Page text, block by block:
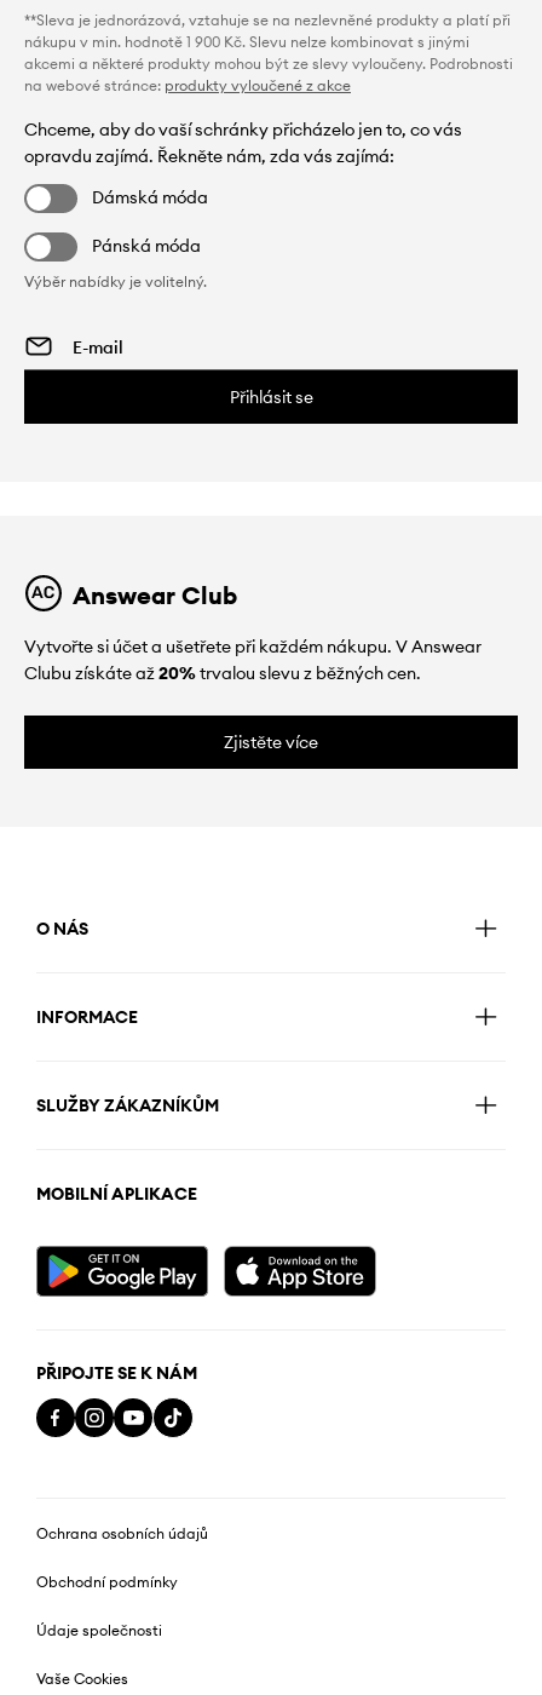
**Sleva je jednorázová, vztahuje se na nezlevněné produkty a platí při
nákupu v min. hodnotě 1 900 Kč. Slevu nelze kombinovat s jinými
akcemi a některé produkty mohou být ze slevy vyloučeny. Podrobnosti
na webové stránce: produkty vyloučené z akce
Chceme, aby do vaší schránky přicházelo jen to, co vás
opravdu zajímá. Řekněte nám, zda vás zajímá:
Dámská móda
Pánská móda
Výběr nabídky je volitelný.
Přihlásit se
Answear Club
Vytvořte si účet a ušetřete při každém nákupu. V Answear
Clubu získáte až20%trvalou slevu z běžných cen.
Zjistěte více
O NÁS
INFORMACE
SLUŽBY ZÁKAZNÍKŮM
MOBILNÍ APLIKACE
PŘIPOJTE SE K NÁM
Ochrana osobních údajů
Obchodní podmínky
Údaje společnosti
Vaše Cookies